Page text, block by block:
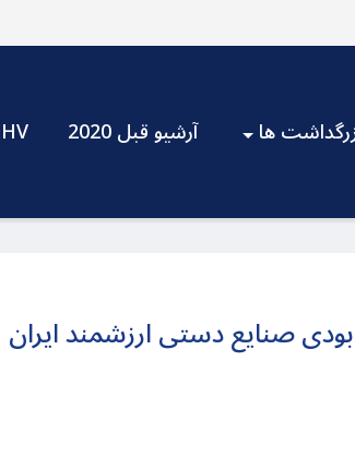
آرشیو قبل 2020 ها
صنایع دستی ارزشمند ایران